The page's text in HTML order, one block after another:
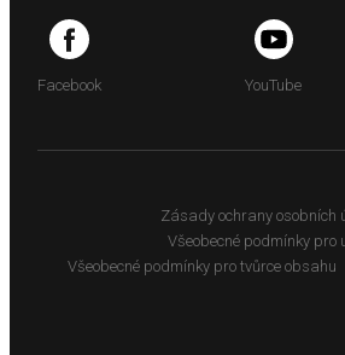
Facebook YouTube
Zásady ochrany osobních
Všeobecné podmínky pro
Všeobecné podmínky pro tvůrce obsahu